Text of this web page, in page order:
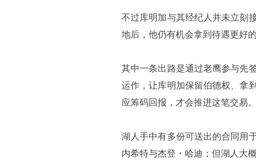
不过库明加与其经纪人并未立刻
地后，他仍有机会拿到待遇更好的
其中一条出路是通过老鹰参与先
运作，让库明加保留伯德权、拿
应筹码回报，才会推进这笔交易。
湖人手中有多份可送出的合同用
内希特与杰登・哈迪；但湖人大